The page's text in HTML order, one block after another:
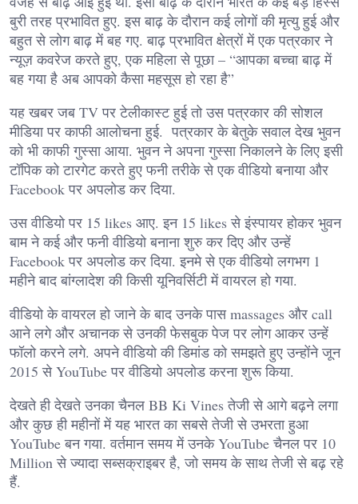
बुरी तरह प्रभावित हुए. इस बाढ़ के दौरान कई लोगों की मृत्यु हुई और
बहुत से लोग बाढ़ में बह गए. बाढ़ प्रभावित क्षेत्रों में एक पत्रकार ने
न्यूज़ कवरेज करते हुए, एक महिला से पूछा – “आपका बच्चा बाढ़ में
बह गया है अब आपको कैसा महसूस हो रहा है”
यह खबर जब TV पर टेलीकास्ट हुई तो उस पत्रकार की सोशल
मीडिया पर काफी आलोचना हुई. पत्रकार के बेतुके सवाल देख भुवन
को भी काफी गुस्सा आया. भुवन ने अपना गुस्सा निकालने के लिए इसी
टॉपिक को टारगेट करते हुए फनी तरीके से एक वीडियो बनाया और
Facebook पर अपलोड कर दिया.
उस वीडियो पर 15 likes आए. इन 15 likes से इंस्पायर होकर भुवन
बाम ने कई और फनी वीडियो बनाना शुरु कर दिए और उन्हें
Facebook पर अपलोड कर दिया. इनमे से एक वीडियो लगभग 1
महीने बाद बांग्लादेश की किसी यूनिवर्सिटी में वायरल हो गया.
वीडियो के वायरल हो जाने के बाद उनके पास massages और call
आने लगे और अचानक से उनकी फेसबुक पेज पर लोग आकर उन्हें
फॉलो करने लगे. अपने वीडियो की डिमांड को समझते हुए उन्होंने जून
2015 से YouTube पर वीडियो अपलोड करना शुरू किया.
देखते ही देखते उनका चैनल BB Ki Vines तेजी से आगे बढ़ने लगा
और कुछ ही महीनों में यह भारत का सबसे तेजी से उभरता हुआ
YouTube बन गया. वर्तमान समय में उनके YouTube चैनल पर 10
Million से ज्यादा सब्सक्राइबर है, जो समय के साथ तेजी से बढ़ रहे
हैं.